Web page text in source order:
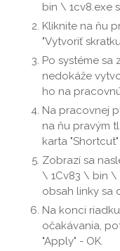
bin \ 1cv8.exe
Kliknite na ňu
"Vytvoriť
Po systéme sa
nedokáže
ho na
Na pracovnej
na ňu pravým
karta
Zobrazí sa
\ 1Cv83 \ bin \
obsah linky sa
Na konci
očakávania,
"Apply" - OK.